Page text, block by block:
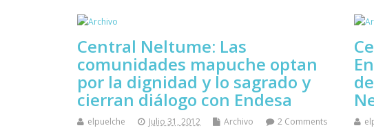
Central Neltume: Las
comunidades mapuche optan
por la dignidad y lo sagrado y
cierran diálogo con Endesa
elpuelche Julio 31, 2012 Archivo 2 Comments